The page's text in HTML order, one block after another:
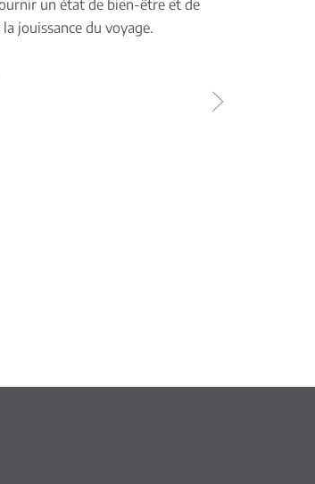
un état de bien-être et de
jouissance du voyage.